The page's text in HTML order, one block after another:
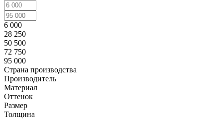
6 000
28 250
50 500
72 750
95 000
Страна производства
Производитель
Материал
Оттенок
Размер
Толщина